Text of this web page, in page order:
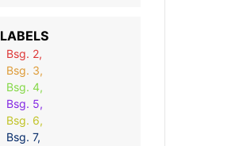
LABELS
Bsg. 2,
Bsg. 3,
Bsg. 4,
Bsg. 5,
Bsg. 6,
Bsg. 7,